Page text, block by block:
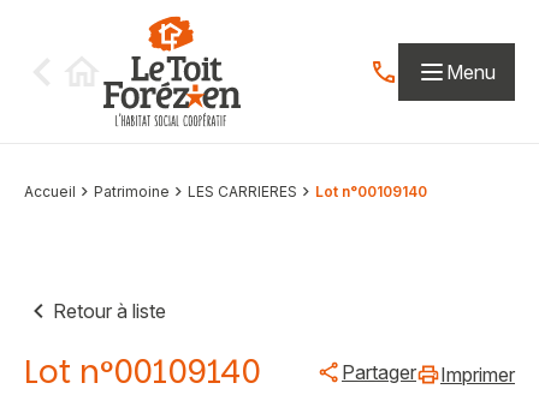
Contactez-nous
Menu
Accueil Patrimoine LES CARRIERES Lot n°00109140
Retour à liste
Lot n°00109140 Partager Imprimer